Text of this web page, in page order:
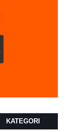
KATEGORI